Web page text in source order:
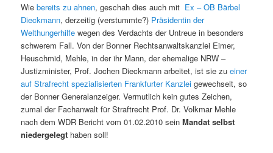
Wiebereits zu ahnen, geschah dies auch mit Ex – OB Bärbel
Dieckmann, derzeitig (verstummte?) Präsidentin der
Welthungerhilfe wegen des Verdachts der Untreue in besonders
schwerem Fall. Von der Bonner Rechtsanwaltskanzlei Eimer,
Heuschmid, Mehle, in der ihr Mann, der ehemalige NRW –
Justizminister, Prof. Jochen Dieckmann arbeitet, ist sie zueiner
auf Strafrecht spezialisierten Frankfurter Kanzleigewechselt, so
der Bonner Generalanzeiger. Vermutlich kein gutes Zeichen,
zumal der Fachanwalt für Straftrecht Prof. Dr. Volkmar Mehle
nach dem WDR Bericht vom 01.02.2010 sein Mandat selbst
niedergelegt haben soll!